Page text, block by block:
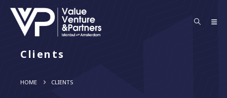
Clients
HOME CLIENTS